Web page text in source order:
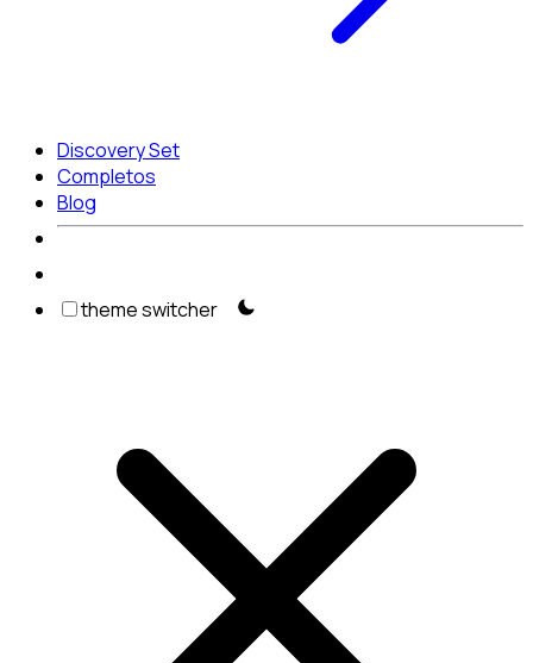
Discovery Set
Completos
Blog
theme switcher